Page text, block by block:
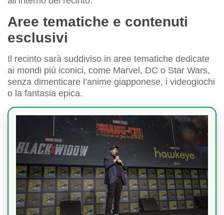
Aree tematiche e contenuti
esclusivi
Il recinto sarà suddiviso in aree tematiche dedicate
ai mondi più iconici, come Marvel, DC o Star Wars,
senza dimenticare l’anime giapponese, i videogiochi
o la fantasia epica.